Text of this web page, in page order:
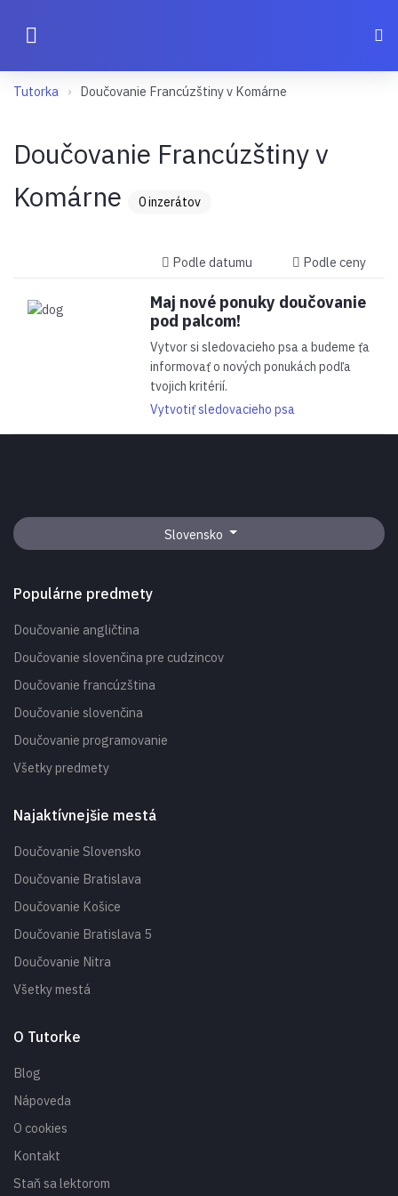
Tutorka Doučovanie Francúzštiny v Komárne
Doučovanie Francúzštiny v
Komárne
0 inzerátov
Podle datumu Podle ceny
Maj nové ponuky doučovanie
pod palcom!
Vytvor si sledovacieho psa a budeme ťa
informovať o nových ponukách podľa
tvojich kritérií.
Vytvotiť sledovacieho psa
Slovensko
Populárne predmety
Doučovanie angličtina
Doučovanie slovenčina pre cudzincov
Doučovanie francúzština
Doučovanie slovenčina
Doučovanie programovanie
Všetky predmety
Najaktívnejšie mestá
Doučovanie Slovensko
Doučovanie Bratislava
Doučovanie Košice
Doučovanie Bratislava 5
Doučovanie Nitra
Všetky mestá
O Tutorke
Blog
Nápoveda
O cookies
Kontakt
Staň sa lektorom